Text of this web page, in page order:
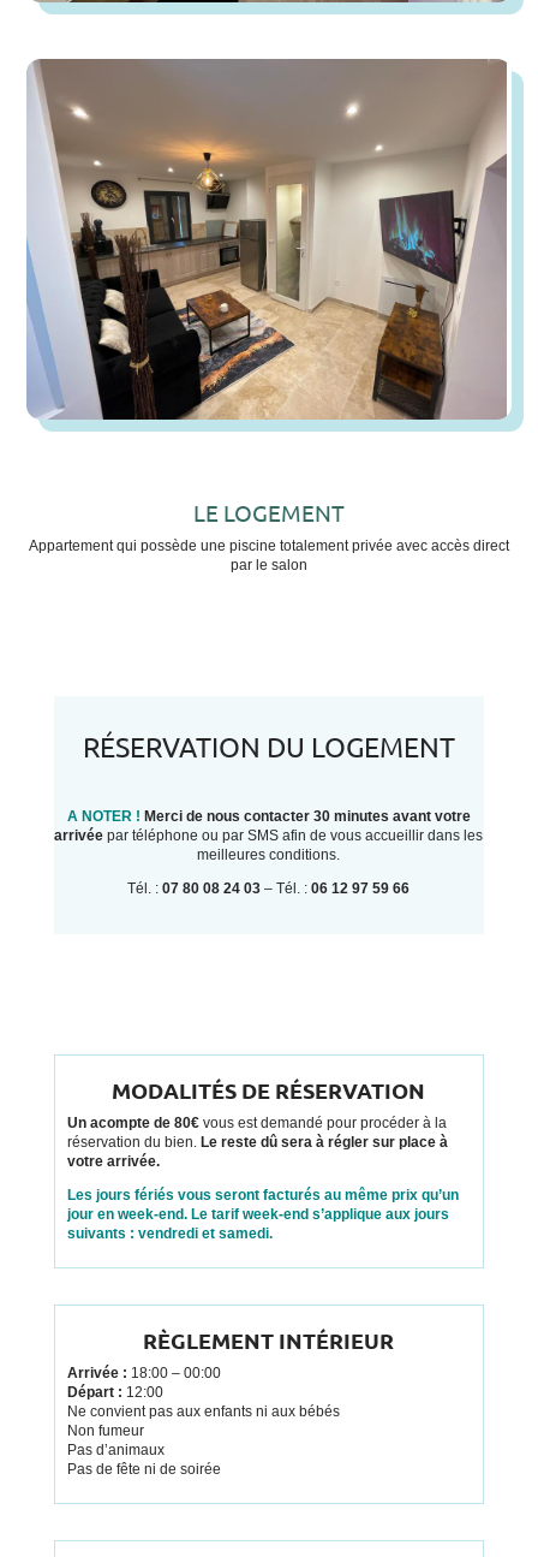
LE LOGEMENT
Appartement qui possède une piscine totalement privée avec accès direct
par le salon
RÉSERVATION DU LOGEMENT
A NOTER ! Merci de nous contacter 30 minutes avant votre
arrivée par téléphone ou par SMS afin de vous accueillir dans les
meilleures conditions.
Tél. :07 80 08 24 03 – Tél. :06 12 97 59 66
MODALITÉS DE RÉSERVATION
Un acompte de 80€vous est demandé pour procéder à la
réservation du bien. Le reste dû sera à régler sur place à
votre arrivée.
Les jours fériés vous seront facturés au même prix qu’un
jour en week-end. Le tarif week-end s’applique aux jours
suivants : vendredi et samedi.
RÈGLEMENT INTÉRIEUR
Arrivée : 18:00 – 00:00
Départ : 12:00
Ne convient pas aux enfants ni aux bébés
Non fumeur
Pas d’animaux
Pas de fête ni de soirée